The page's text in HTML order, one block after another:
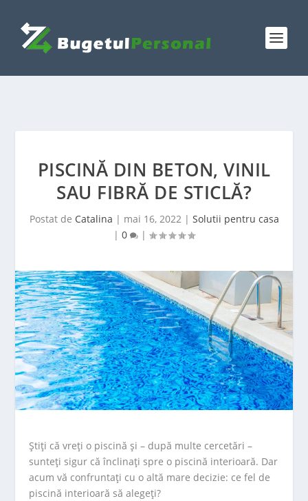
PISCINĂ DIN BETON, VINIL
SAU FIBRĂ DE STICLĂ?
Postat de Catalina | mai 16, 2022| Solutii pentru casa
| 0 |
Ştiţi că vreţi o piscină și – după multe cercetări –
sunteţi sigur că înclinaţi spre o piscină interioară. Dar
acum vă confruntați cu o altă mare decizie: ce fel de
piscină interioară să alegeţi?